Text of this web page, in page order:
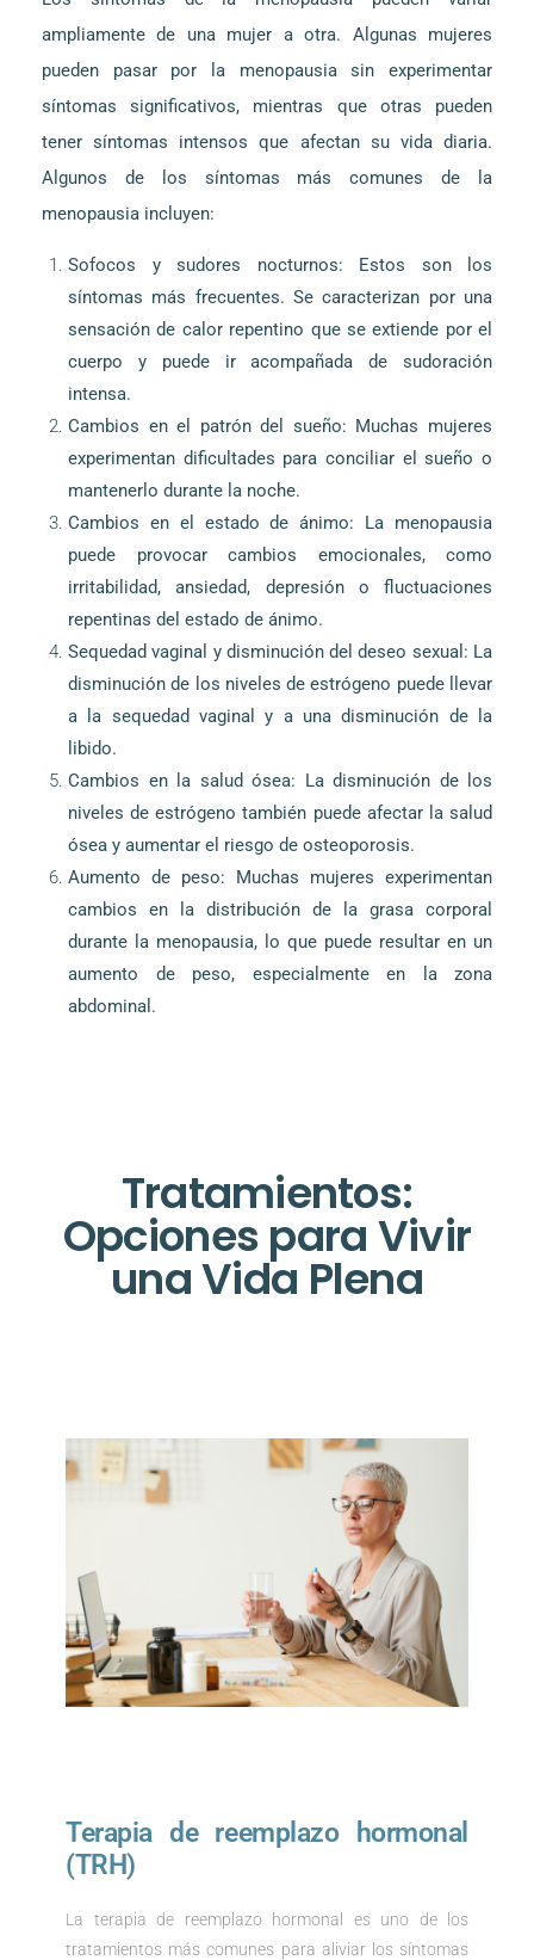
ampliamente de una mujer a otra. Algunas mujeres
pueden pasar por la menopausia sin experimentar
síntomas significativos, mientras que otras pueden
tener síntomas intensos que afectan su vida diaria.
Algunos de los síntomas más comunes de la
menopausia incluyen:
Sofocos y sudores nocturnos: Estos son los
síntomas más frecuentes. Se caracterizan por una
sensación de calor repentino que se extiende por el
cuerpo y puede ir acompañada de sudoración
intensa.
Cambios en el patrón del sueño: Muchas mujeres
experimentan dificultades para conciliar el sueño o
mantenerlo durante la noche.
Cambios en el estado de ánimo: La menopausia
puede provocar cambios emocionales, como
irritabilidad, ansiedad, depresión o fluctuaciones
repentinas del estado de ánimo.
Sequedad vaginal y disminución del deseo sexual: La
disminución de los niveles de estrógeno puede llevar
a la sequedad vaginal y a una disminución de la
libido.
Cambios en la salud ósea: La disminución de los
niveles de estrógeno también puede afectar la salud
ósea y aumentar el riesgo de osteoporosis.
Aumento de peso: Muchas mujeres experimentan
cambios en la distribución de la grasa corporal
durante la menopausia, lo que puede resultar en un
aumento de peso, especialmente en la zona
abdominal.
Tratamientos:
Opciones para Vivir
una Vida Plena
Terapia de reemplazo hormonal
(TRH)
La terapia de reemplazo hormonal es uno de los
tratamientos más comunes para aliviar los síntomas